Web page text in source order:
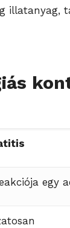
illatanyag,
egy